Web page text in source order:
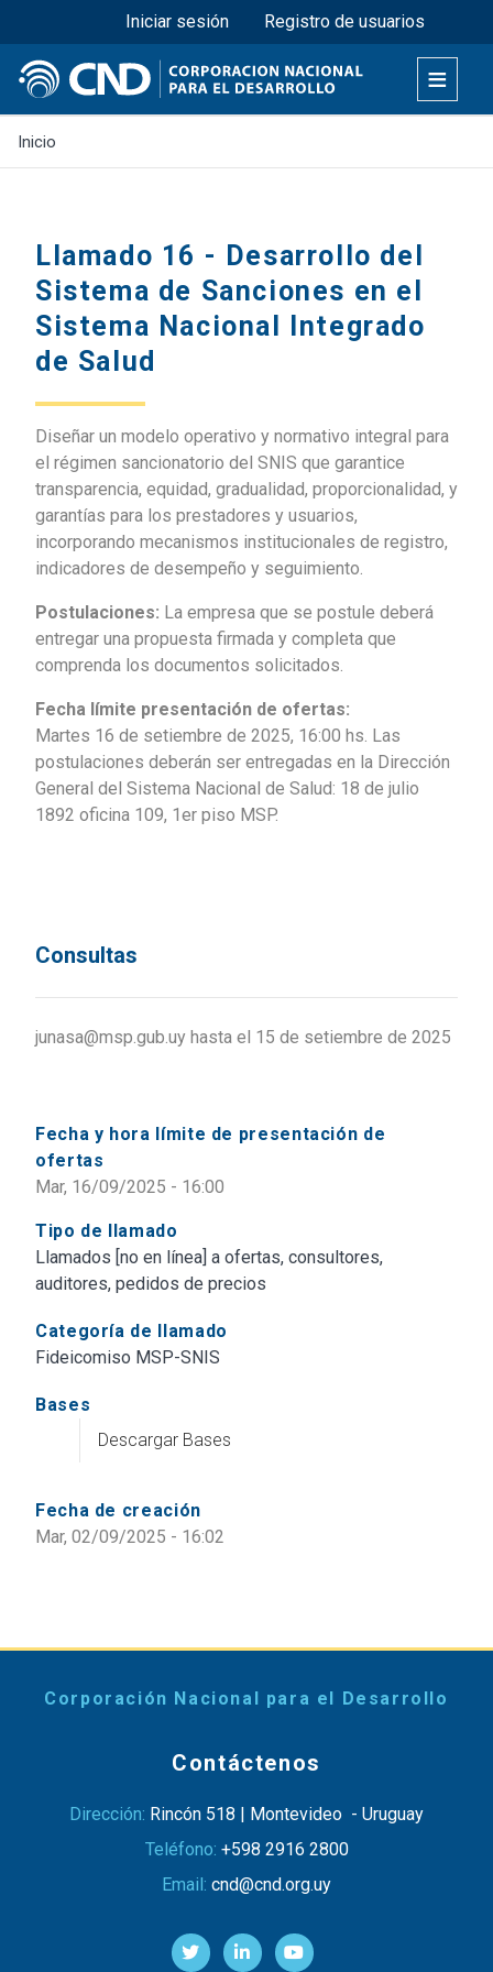
Pasar
al
contenido
principal
Menú superior
Iniciar sesión Registro de usuarios
Inicio
Fecha y hora límite de presentación de
ofertas
Mar, 16/09/2025 - 16:00
Tipo de llamado
Llamados [no en línea] a ofertas, consultores,
auditores, pedidos de precios
Categoría de llamado
Fideicomiso MSP-SNIS
Bases
Descargar Bases
Fecha de creación
Mar, 02/09/2025 - 16:02
Llamado 16 - Desarrollo del
Sistema de Sanciones en el
Sistema Nacional Integrado
de Salud
Diseñar un modelo operativo y normativo integral para
el régimen sancionatorio del SNIS que garantice
transparencia, equidad, gradualidad, proporcionalidad, y
garantías para los prestadores y usuarios,
incorporando mecanismos institucionales de registro,
indicadores de desempeño y seguimiento.
Postulaciones: La empresa que se postule deberá
entregar una propuesta firmada y completa que
comprenda los documentos solicitados.
Fecha límite presentación de ofertas:
Martes 16 de setiembre de 2025, 16:00 hs. Las
postulaciones deberán ser entregadas en la Dirección
General del Sistema Nacional de Salud: 18 de julio
1892 oficina 109, 1er piso MSP.
Consultas
junasa@msp.gub.uy hasta el 15 de setiembre de 2025
Corporación Nacional para el Desarrollo
Contáctenos
Dirección: Rincón 518 | Montevideo - Uruguay
Teléfono: +598 2916 2800
Email: cnd@cnd.org.uy